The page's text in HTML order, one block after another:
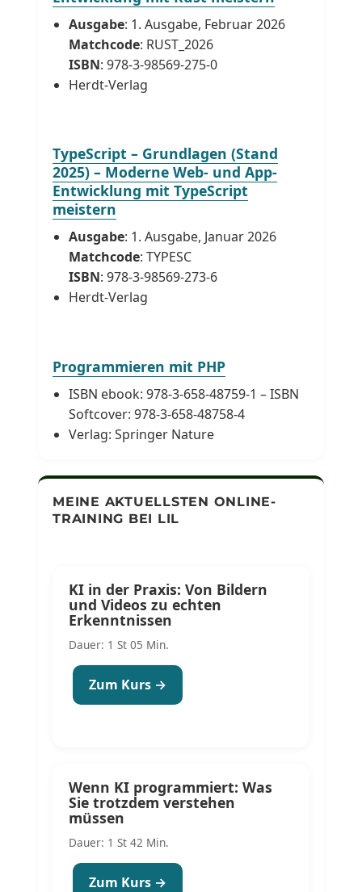
Ausgabe: 1. Ausgabe, Februar 2026
Matchcode: RUST_2026
ISBN: 978-3-98569-275-0
Herdt-Verlag
TypeScript – Grundlagen (Stand
2025) – Moderne Web- und App-
Entwicklung mit TypeScript
meistern
Ausgabe: 1. Ausgabe, Januar 2026
Matchcode: TYPESC
ISBN: 978-3-98569-273-6
Herdt-Verlag
Programmieren mit PHP
ISBN ebook: 978-3-658-48759-1 – ISBN
Softcover: 978-3-658-48758-4
Verlag: Springer Nature
MEINE AKTUELLSTEN ONLINE-
TRAINING BEI LIL
KI in der Praxis: Von Bildern
und Videos zu echten
Erkenntnissen
Dauer: 1 St 05 Min.
Zum Kurs →
Wenn KI programmiert: Was
Sie trotzdem verstehen
müssen
Dauer: 1 St 42 Min.
Zum Kurs →